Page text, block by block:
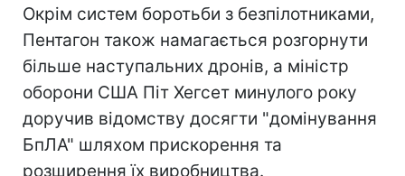
Окрім систем боротьби з безпілотниками,
Пентагон також намагається розгорнути
більше наступальних дронів, а міністр
оборони США Піт Хегсет минулого року
доручив відомству досягти "домінування
БпЛА" шляхом прискорення та
розширення їх виробництва.